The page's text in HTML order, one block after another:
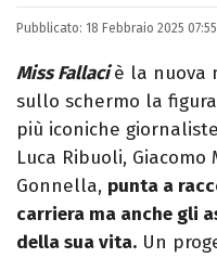
Una passione
videomaking
passatempo
Pubblicato: 18 Febbraio 2025 07:55
Miss Fallaci è la nuova
sullo schermo la
più iconiche
Luca Ribuoli,
Gonnella, punta a
carriera ma anche gli
della sua vita. Un